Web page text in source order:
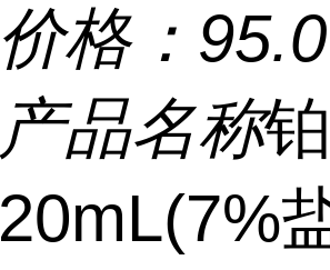
价格： 95.0
产品名称
20mL(7%